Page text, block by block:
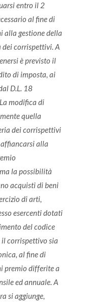
entro il 2
al fine di
alla gestione della
corrispettivi. A
è previsto il
di imposta, ai
D.L. 18
La modifica di
quella
dei corrispettivi
alla
la possibilità
acquisti di beni
di arti,
esercenti dotati
del codice
corrispettivo sia
al fine di
premio differite a
ed annuale. A
si aggiunge,